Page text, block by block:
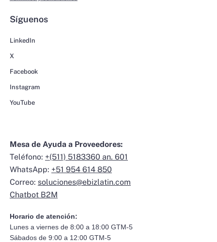
Síguenos
LinkedIn
X
Facebook
Instagram
YouTube
Mesa de Ayuda a Proveedores:
Teléfono: +(511) 5183360 an. 601
WhatsApp: +51 954 614 850
Correo: soluciones@ebizlatin.com
Chatbot B2M
Horario de atención:
Lunes a viernes de 8:00 a 18:00 GTM-5
Sábados de 9:00 a 12:00 GTM-5